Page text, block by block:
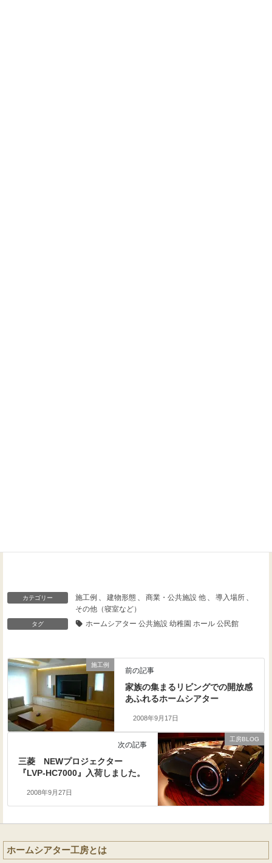
カテゴリー 施工例 、 建物形態 、 商業・公共施設 他 、 導入場所 、
その他（寝室など）
タグ ホームシアター 公共施設 幼稚園 ホール 公民館
施工例
前の記事
家族の集まるリビングでの開放感
あふれるホームシアター
2008年9月17日
工房BLOG
次の記事
三菱 NEWプロジェクター
『LVP-HC7000』入荷しました。
2008年9月27日
ホームシアター工房とは